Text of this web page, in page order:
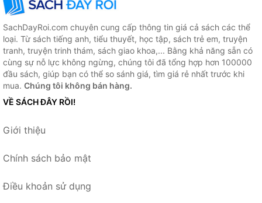
SachDayRoi.com chuyên cung cấp thông tin giá cả sách các thể
loại. Từ sách tiếng anh, tiểu thuyết, học tập, sách trẻ em, truyện
tranh, truyện trinh thám, sách giao khoa,... Bằng khả năng sẵn có
cùng sự nỗ lực không ngừng, chúng tôi đã tổng hợp hơn 100000
đầu sách, giúp bạn có thể so sánh giá, tìm giá rẻ nhất trước khi
mua. Chúng tôi không bán hàng.
VỀ SÁCH ĐÂY RỒI!
Giới thiệu
Chính sách bảo mật
Điều khoản sử dụng